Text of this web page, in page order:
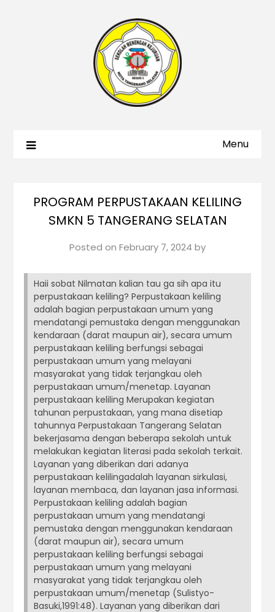
Menu
PROGRAM PERPUSTAKAAN KELILING
SMKN 5 TANGERANG SELATAN
Posted on February 7, 2024 by
Haii sobat Nilmatan kalian tau ga sih apa itu
perpustakaan keliling? Perpustakaan keliling
adalah bagian perpustakaan umum yang
mendatangi pemustaka dengan menggunakan
kendaraan (darat maupun air), secara umum
perpustakaan keliling berfungsi sebagai
perpustakaan umum yang melayani
masyarakat yang tidak terjangkau oleh
perpustakaan umum/menetap. Layanan
perpustakaan keliling Merupakan kegiatan
tahunan perpustakaan, yang mana disetiap
tahunnya Perpustakaan Tangerang Selatan
bekerjasama dengan beberapa sekolah untuk
melakukan kegiatan literasi pada sekolah terkait.
Layanan yang diberikan dari adanya
perpustakaan kelilingadalah layanan sirkulasi,
layanan membaca, dan layanan jasa informasi.
Perpustakaan keliling adalah bagian
perpustakaan umum yang mendatangi
pemustaka dengan menggunakan kendaraan
(darat maupun air), secara umum
perpustakaan keliling berfungsi sebagai
perpustakaan umum yang melayani
masyarakat yang tidak terjangkau oleh
perpustakaan umum/menetap (Sulistyo-
Basuki,1991:48). Layanan yang diberikan dari